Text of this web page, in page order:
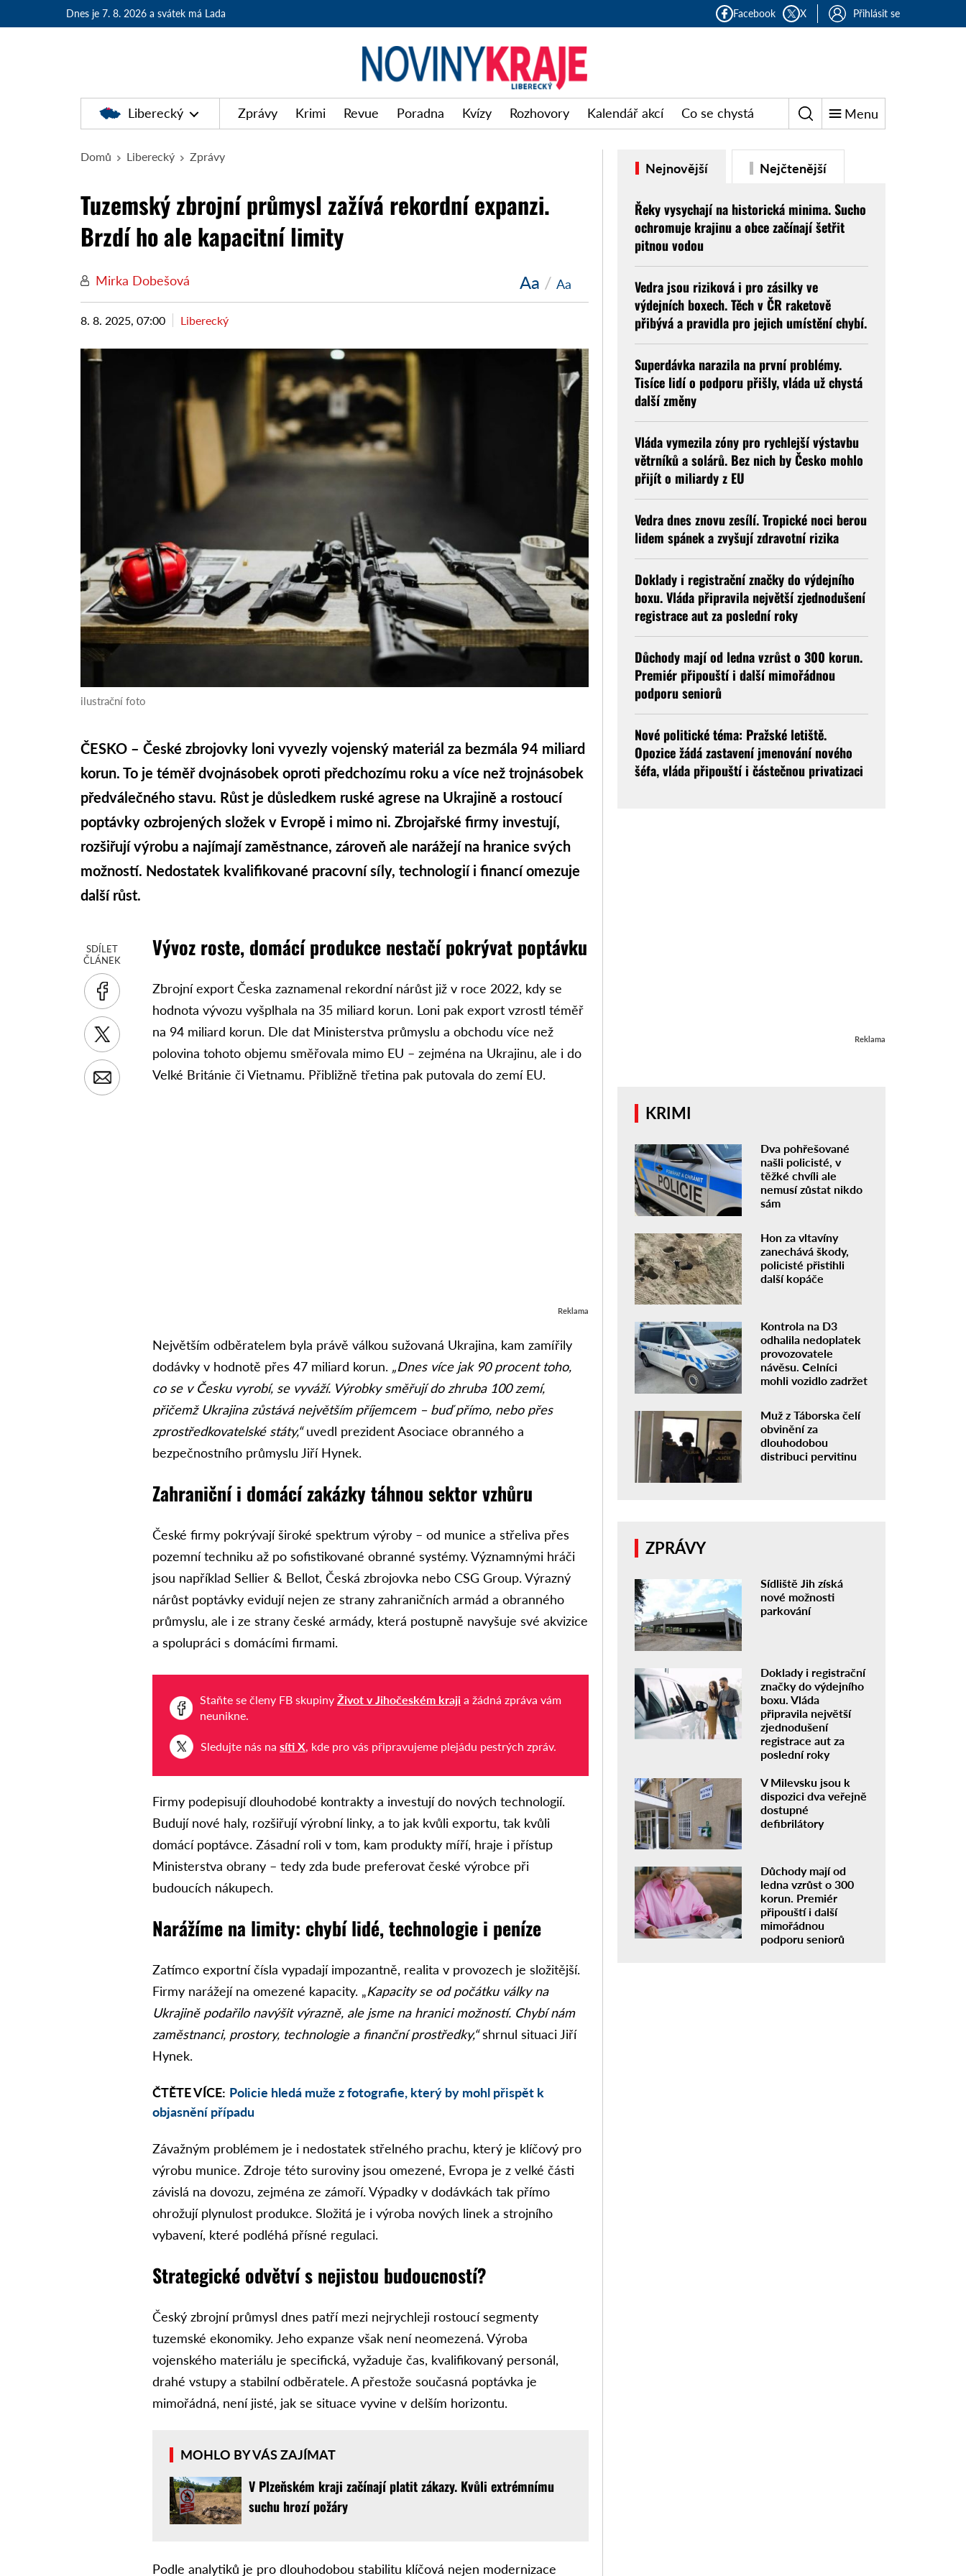
Dnes je 7. 8. 2026 a svátek má Lada Facebook X Přihlásit se
Liberecký Zprávy Krimi Revue Poradna Kvízy Rozhovory Kalendář akcí Co se chystá Menu
Domů Liberecký Zprávy
Tuzemský zbrojní průmysl zažívá rekordní expanzi.
Brzdí ho ale kapacitní limity
Mirka Dobešová Aa / Aa
8. 8. 2025, 07:00 Liberecký
ilustrační foto
ČESKO – České zbrojovky loni vyvezly vojenský materiál za bezmála 94 miliard
korun. To je téměř dvojnásobek oproti předchozímu roku a více než trojnásobek
předválečného stavu. Růst je důsledkem ruské agrese na Ukrajině a rostoucí
poptávky ozbrojených složek v Evropě i mimo ni. Zbrojařské firmy investují,
rozšiřují výrobu a najímají zaměstnance, zároveň ale narážejí na hranice svých
možností. Nedostatek kvalifikované pracovní síly, technologií i financí omezuje
další růst.
SDÍLET
ČLÁNEK
Vývoz roste, domácí produkce nestačí pokrývat poptávku
Zbrojní export Česka zaznamenal rekordní nárůst již v roce 2022, kdy se
hodnota vývozu vyšplhala na 35 miliard korun. Loni pak export vzrostl téměř
na 94 miliard korun. Dle dat Ministerstva průmyslu a obchodu více než
polovina tohoto objemu směřovala mimo EU – zejména na Ukrajinu, ale i do
Velké Británie či Vietnamu. Přibližně třetina pak putovala do zemí EU.
Reklama
Největším odběratelem byla právě válkou sužovaná Ukrajina, kam zamířily
dodávky v hodnotě přes 47 miliard korun. „Dnes více jak 90 procent toho,
co se v Česku vyrobí, se vyváží. Výrobky směřují do zhruba 100 zemí,
přičemž Ukrajina zůstává největším příjemcem – buď přímo, nebo přes
zprostředkovatelské státy,“uvedl prezident Asociace obranného a
bezpečnostního průmyslu Jiří Hynek.
Zahraniční i domácí zakázky táhnou sektor vzhůru
České firmy pokrývají široké spektrum výroby – od munice a střeliva přes
pozemní techniku až po sofistikované obranné systémy. Významnými hráči
jsou například Sellier & Bellot, Česká zbrojovka nebo CSG Group. Výrazný
nárůst poptávky evidují nejen ze strany zahraničních armád a obranného
průmyslu, ale i ze strany české armády, která postupně navyšuje své akvizice
a spolupráci s domácími firmami.
Staňte se členy FB skupinyŽivot v Jihočeském kraji a žádná zpráva vám
neunikne.
Sledujte nás nasíti X, kde pro vás připravujeme plejádu pestrých zpráv.
Firmy podepisují dlouhodobé kontrakty a investují do nových technologií.
Budují nové haly, rozšiřují výrobní linky, a to jak kvůli exportu, tak kvůli
domácí poptávce. Zásadní roli v tom, kam produkty míří, hraje i přístup
Ministerstva obrany – tedy zda bude preferovat české výrobce při
budoucích nákupech.
Narážíme na limity: chybí lidé, technologie i peníze
Zatímco exportní čísla vypadají impozantně, realita v provozech je složitější.
Firmy narážejí na omezené kapacity. „Kapacity se od počátku války na
Ukrajině podařilo navýšit výrazně, ale jsme na hranici možností. Chybí nám
zaměstnanci, prostory, technologie a finanční prostředky,“shrnul situaci Jiří
Hynek.
ČTĚTE VÍCE: Policie hledá muže z fotografie, který by mohl přispět k
objasnění případu
Závažným problémem je i nedostatek střelného prachu, který je klíčový pro
výrobu munice. Zdroje této suroviny jsou omezené, Evropa je z velké části
závislá na dovozu, zejména ze zámoří. Výpadky v dodávkách tak přímo
ohrožují plynulost produkce. Složitá je i výroba nových linek a strojního
vybavení, které podléhá přísné regulaci.
Strategické odvětví s nejistou budoucností?
Český zbrojní průmysl dnes patří mezi nejrychleji rostoucí segmenty
tuzemské ekonomiky. Jeho expanze však není neomezená. Výroba
vojenského materiálu je specifická, vyžaduje čas, kvalifikovaný personál,
drahé vstupy a stabilní odběratele. A přestože současná poptávka je
mimořádná, není jisté, jak se situace vyvine v delším horizontu.
MOHLO BY VÁS ZAJÍMAT
V Plzeňském kraji začínají platit zákazy. Kvůli extrémnímu
suchu hrozí požáry
Podle analytiků je pro dlouhodobou stabilitu klíčová nejen modernizace
Nejnovější Nejčtenější
Řeky vysychají na historická minima. Sucho
ochromuje krajinu a obce začínají šetřit
pitnou vodou
Vedra jsou riziková i pro zásilky ve
výdejních boxech. Těch v ČR raketově
přibývá a pravidla pro jejich umístění chybí.
Superdávka narazila na první problémy.
Tisíce lidí o podporu přišly, vláda už chystá
další změny
Vláda vymezila zóny pro rychlejší výstavbu
větrníků a solárů. Bez nich by Česko mohlo
přijít o miliardy z EU
Vedra dnes znovu zesílí. Tropické noci berou
lidem spánek a zvyšují zdravotní rizika
Doklady i registrační značky do výdejního
boxu. Vláda připravila největší zjednodušení
registrace aut za poslední roky
Důchody mají od ledna vzrůst o 300 korun.
Premiér připouští i další mimořádnou
podporu seniorů
Nové politické téma: Pražské letiště.
Opozice žádá zastavení jmenování nového
šéfa, vláda připouští i částečnou privatizaci
Reklama
KRIMI
Dva pohřešované
našli policisté, v
těžké chvíli ale
nemusí zůstat nikdo
sám
Hon za vltavíny
zanechává škody,
policisté přistihli
další kopáče
Kontrola na D3
odhalila nedoplatek
provozovatele
návěsu. Celníci
mohli vozidlo zadržet
Muž z Táborska čelí
obvinění za
dlouhodobou
distribuci pervitinu
ZPRÁVY
Sídliště Jih získá
nové možnosti
parkování
Doklady i registrační
značky do výdejního
boxu. Vláda
připravila největší
zjednodušení
registrace aut za
poslední roky
V Milevsku jsou k
dispozici dva veřejně
dostupné
defibrilátory
Důchody mají od
ledna vzrůst o 300
korun. Premiér
připouští i další
mimořádnou
podporu seniorů